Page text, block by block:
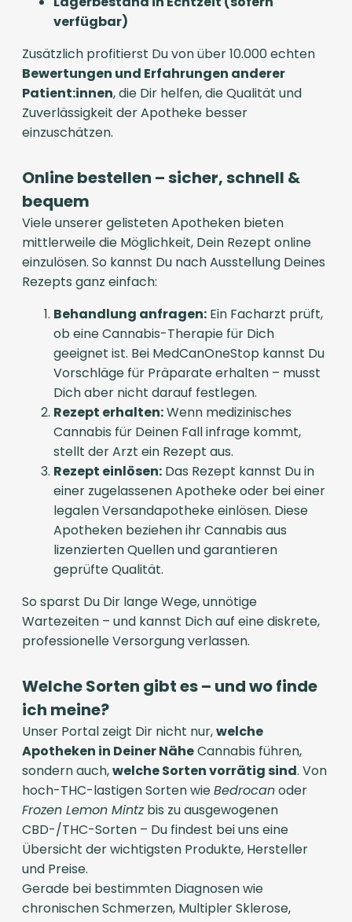
verfügbar)
Zusätzlich profitierst Du von über 10.000 echten
Bewertungen und Erfahrungen anderer
Patient:innen, die Dir helfen, die Qualität und
Zuverlässigkeit der Apotheke besser
einzuschätzen.
Online bestellen – sicher, schnell &
bequem
Viele unserer gelisteten Apotheken bieten
mittlerweile die Möglichkeit, Dein Rezept online
einzulösen. So kannst Du nach Ausstellung Deines
Rezepts ganz einfach:
Behandlung anfragen: Ein Facharzt prüft,
ob eine Cannabis-Therapie für Dich
geeignet ist. Bei MedCanOneStop kannst Du
Vorschläge für Präparate erhalten – musst
Dich aber nicht darauf festlegen.
Rezept erhalten:Wenn medizinisches
Cannabis für Deinen Fall infrage kommt,
stellt der Arzt ein Rezept aus.
Rezept einlösen: Das Rezept kannst Du in
einer zugelassenen Apotheke oder bei einer
legalen Versandapotheke einlösen. Diese
Apotheken beziehen ihr Cannabis aus
lizenzierten Quellen und garantieren
geprüfte Qualität.
So sparst Du Dir lange Wege, unnötige
Wartezeiten – und kannst Dich auf eine diskrete,
professionelle Versorgung verlassen.
Welche Sorten gibt es – und wo finde
ich meine?
Unser Portal zeigt Dir nicht nur,welche
Apotheken in Deiner NäheCannabis führen,
sondern auch,welche Sorten vorrätig sind. Von
hoch-THC-lastigen Sorten wieBedrocanoder
Frozen Lemon Mintzbis zu ausgewogenen
CBD-/THC-Sorten – Du findest bei uns eine
Übersicht der wichtigsten Produkte, Hersteller
und Preise.
Gerade bei bestimmten Diagnosen wie
chronischen Schmerzen, Multipler Sklerose,